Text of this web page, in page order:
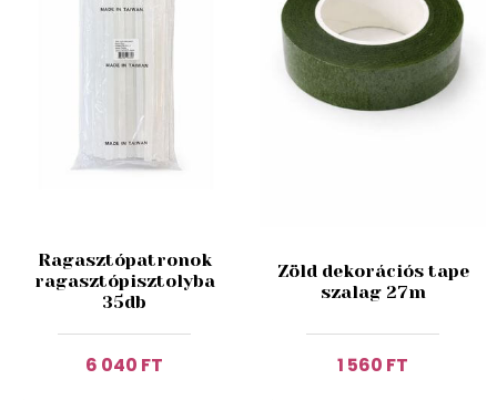
Ragasztópatronok
ragasztópisztolyba
35db
6 040 FT
Zöld dekorációs tape
szalag 27m
1 560 FT